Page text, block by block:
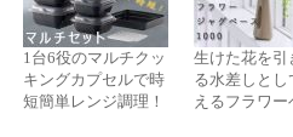
1台6役のマルチクッ
キングカプセルで時
短簡単レンジ調理！
生けた花を引
る水差しとし
えるフラワー